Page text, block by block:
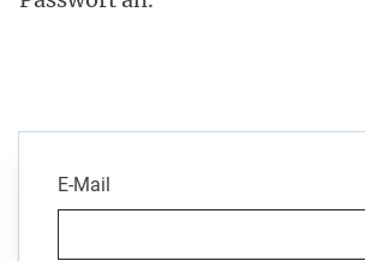
E-Mail